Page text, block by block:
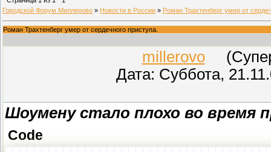
Городской Форум Миллерово » Новости в России » Роман Трахтенберг умер от
Роман Трахтенберг умер от сердечного приступа.
millerovo
Дата: Суббота,
Шоумену стало плохо во время
Code